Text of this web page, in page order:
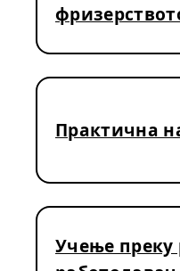
Практична
Учење преку